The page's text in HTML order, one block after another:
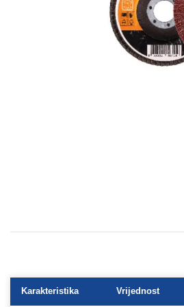
Karakteristika Vrijednost